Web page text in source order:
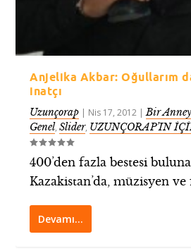
Anjelika Akbar: Oğullarım
inatçı
Uzunçorap | Nis 17, 2012 |Bir
Genel,Slider, UZUNÇORAP’IN
400’den fazla bestesi
Kazakistan’da, müzisyen
Devamı…